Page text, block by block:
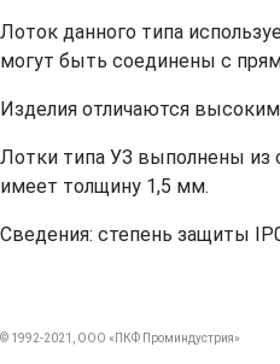
Лоток данного типа
могут быть соединены с
Изделия отличаются
Лотки типа УЗ выполнены из
имеет толщину 1,5 мм.
Сведения: степень защиты
© 1992-2021, ООО «ПКФ Проминдустрия»